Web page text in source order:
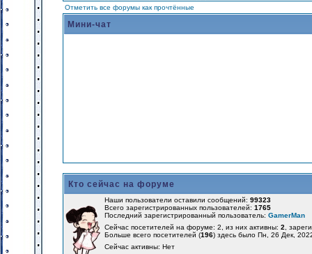
Отметить все форумы как прочтённые
Мини-чат
Кто сейчас на форуме
Наши пользователи оставили сообщений: 99323
Всего зарегистрированных пользователей: 1765
Последний зарегистрированный пользователь: GamerMan
Сейчас посетителей на форуме: 2, из них активны: 2 ,
Больше всего посетителей (196) здесь было Пн, 26 Дек,
Сейчас активны: Нет